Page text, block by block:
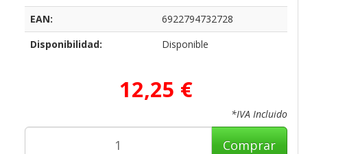
EAN:
6922794732728
Disponibilidad:
Disponible
12,25 €
*IVA Incluido
Comprar